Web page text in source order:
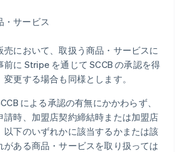
・サービス
売において、取扱う商品・サービスに
前に Stripe を通じて SCCB の承認を得
変更する場合も同様とします。
による承認の有無にかかわらず、
請時、加盟店契約締結時または加盟店
以下のいずれかに該当するかまたは該
がある商品・サービスを取り扱っては